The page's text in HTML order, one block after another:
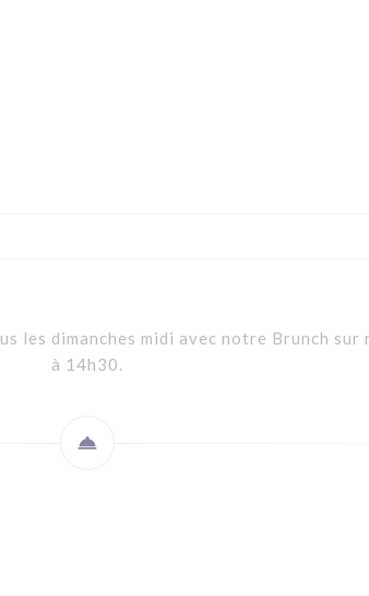
les dimanches midi avec notre Brunch
à 14h30.